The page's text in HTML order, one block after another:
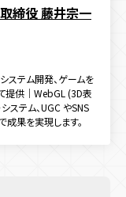
AI機能 予約機能
取得
締役 藤井宗一
ステム開発、ゲームを
提供｜WebGL (3D表
ステム、UGC やSNS
成果を実現します。